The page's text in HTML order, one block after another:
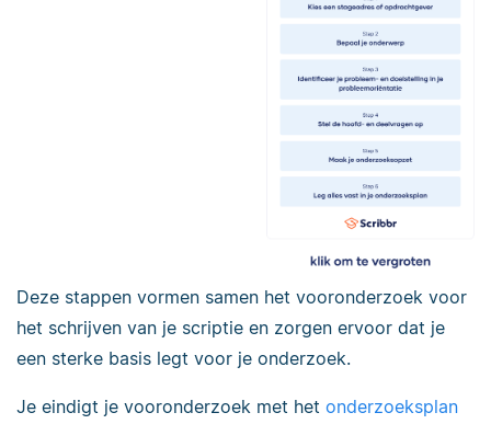
Deze stappen vormen samen het vooronderzoek voor
het schrijven van je scriptie en zorgen ervoor dat je
een sterke basis legt voor je onderzoek.
Je eindigt je vooronderzoek met het onderzoeksplan